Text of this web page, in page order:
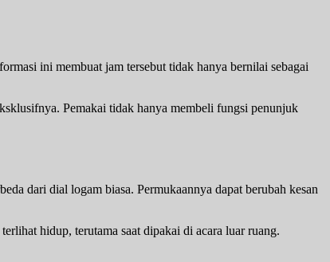
ini membuat jam tersebut tidak hanya bernilai sebagai
Pemakai tidak hanya membeli fungsi penunjuk
dari dial logam biasa. Permukaannya dapat berubah kesan
hidup, terutama saat dipakai di acara luar ruang.